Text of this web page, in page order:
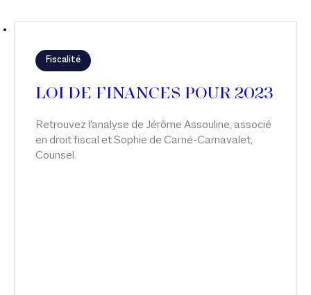
Fiscalité
Retrouvez l'analyse de Jérôme Assouline, associé
en droit fiscal et Sophie de Carné-Carnavalet,
Counsel.
LOI DE FINANCES POUR 2023